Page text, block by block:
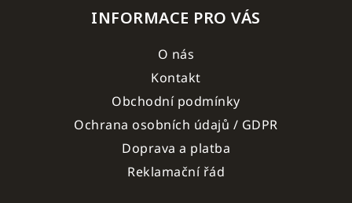
INFORMACE PRO VÁS
O nás
Kontakt
Obchodní podmínky
Ochrana osobních údajů / GDPR
Doprava a platba
Reklamační řád